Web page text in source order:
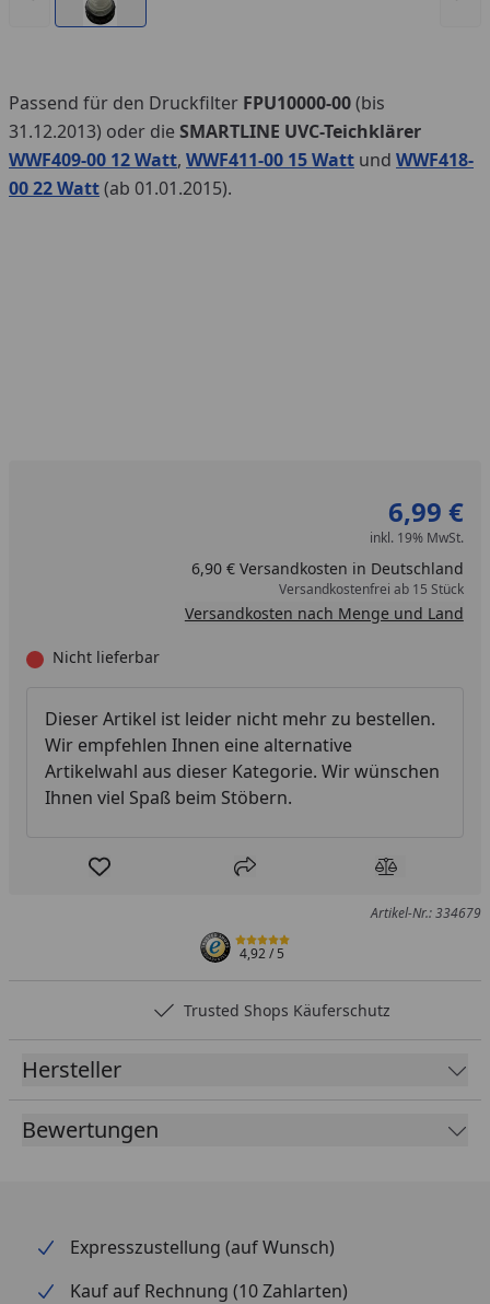
Passend für den Druckfilter FPU10000-00(bis
31.12.2013) oder die SMARTLINE UVC-Teichklärer
WWF409-00 12 Watt, WWF411-00 15 Watt und WWF418-
00 22 Watt(ab 01.01.2015).
6,99 €
inkl. 19% MwSt.
6,90 € Versandkosten in Deutschland
Versandkostenfrei ab 15 Stück
Versandkosten nach Menge und Land
Nicht lieferbar
Dieser Artikel ist leider nicht mehr zu bestellen.
Wir empfehlen Ihnen eine alternative
Artikelwahl aus dieser Kategorie. Wir wünschen
Ihnen viel Spaß beim Stöbern.
Produkt zur Wunschliste hinzufügen
Teilen Produkt
Artikel-Nr.: 334679
4,92/ 5
Trusted Shops Käuferschutz
Hersteller
Bewertungen
Expresszustellung (auf Wunsch)
Kauf auf Rechnung (10 Zahlarten)